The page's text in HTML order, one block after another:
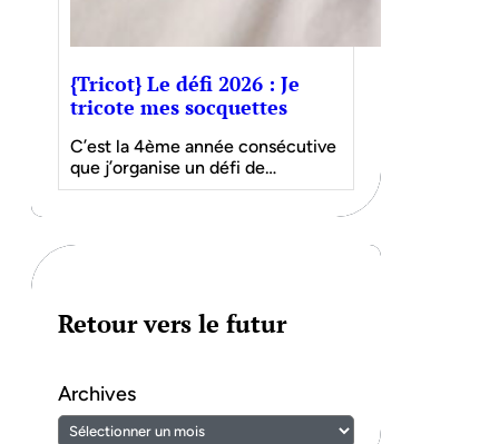
{Tricot} Le défi 2026 : Je
tricote mes socquettes
C’est la 4ème année consécutive
que j’organise un défi de…
Retour vers le futur
Archives